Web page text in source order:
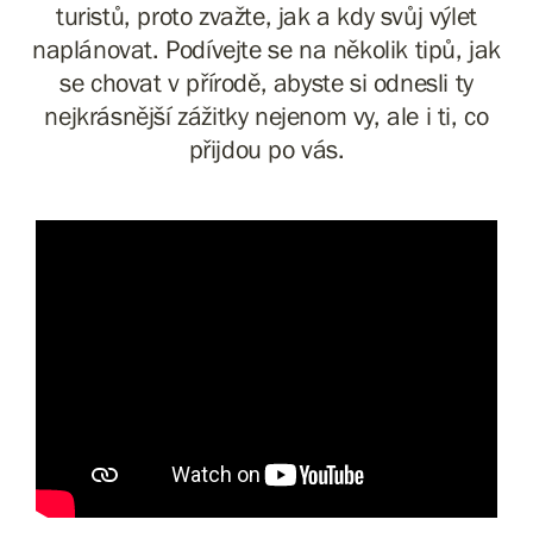
turistů, proto zvažte, jak a kdy svůj výlet
naplánovat. Podívejte se na několik tipů, jak
se chovat v přírodě, abyste si odnesli ty
nejkrásnější zážitky nejenom vy, ale i ti, co
přijdou po vás.